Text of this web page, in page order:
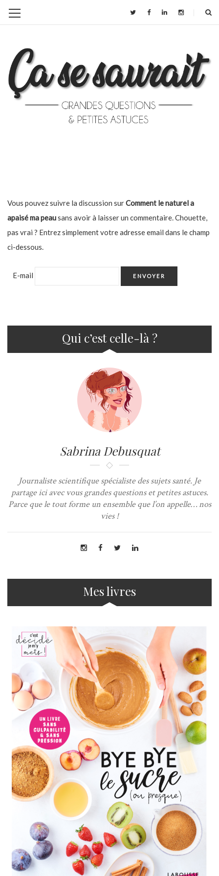
Vous pouvez suivre la discussion surComment le naturel a
apaisé ma peausans avoir à laisser un commentaire. Chouette,
pas vrai ? Entrez simplement votre adresse email dans le champ
ci-dessous.
E-mail
Qui c’est celle-là ?
Sabrina Debusquat
Journaliste scientifique spécialiste des sujets santé. Je
partage ici avec vous grandes questions et petites astuces.
Parce que le tout forme un ensemble que l’on appelle… nos
vies !
Mes livres